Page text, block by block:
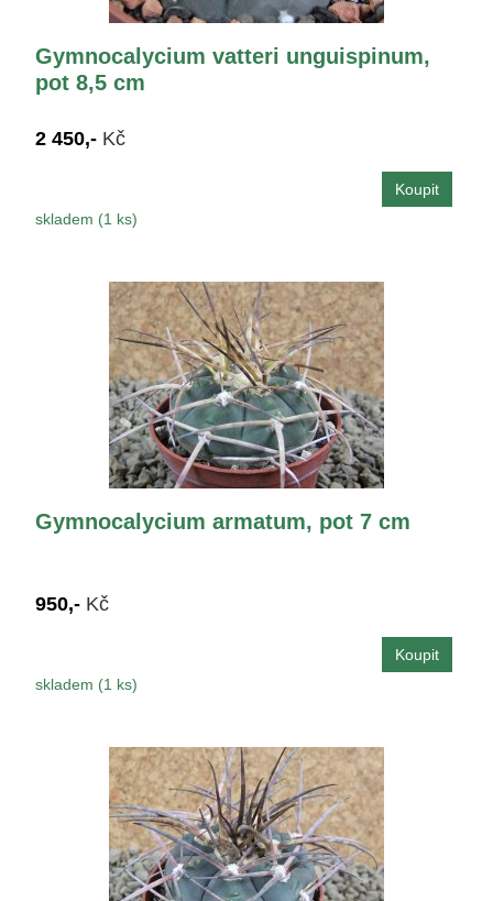
Gymnocalycium vatteri unguispinum,
pot 8,5 cm
2 450,- Kč
skladem (1 ks)
Gymnocalycium armatum, pot 7 cm
950,- Kč
skladem (1 ks)